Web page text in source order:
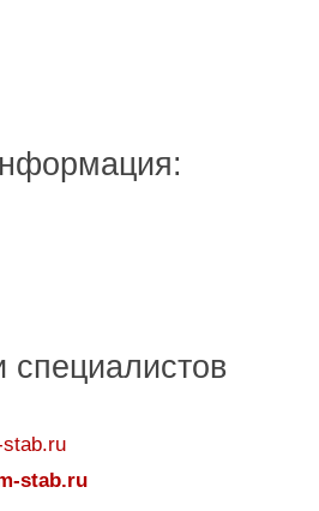
специалистов
stab.ru
stab.ru